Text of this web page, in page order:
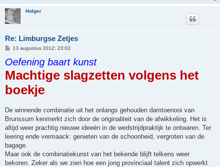
Holger
Re: Limburgse Zetjes
B
r
i
c
h
13 augustus 2012; 23:02
Oefening baart kunst
Machtige slagzetten volgens het
boekje
De winnende combinatie uit het onlangs gehouden damtoenooi van
Brunssum kenmerkt zich door de originaliteit van de afwikkeling. Het is
altijd weer prachtig nieuwe ideeën in de wedstrijdpraktijk te ontwaren. Ter
leering ende vermaack: genieten van de schoonheid, vergroten van de
bagage.
Maar ook de combinatiekunst van het bekende blijft telkens weer
bekoren. Zeker als we zien hoe een jong provinciaal talent zich opwerkt